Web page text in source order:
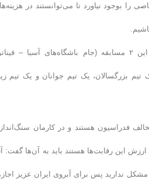
را بوجود نیاورد تا می‌توانستند در
یاقوتی تصریح کرد: مدت‌ها بود واترپلو فراموش شده بود ولی با برگزاری
فدراسیون هستند و در کارمان
این رقابت‌‌ها هستند باید به آن‌ها گفت:
ندارید پس برای آبروی ایران عزیز اجازه